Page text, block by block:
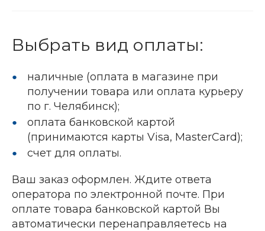
Выбрать вид оплаты:
наличные (оплата в магазине при
получении товара или оплата курьеру
по г. Челябинск);
оплата банковской картой
(принимаются карты Visa, MasterCard);
счет для оплаты.
Ваш заказ оформлен. Ждите ответа
оператора по электронной почте. При
оплате товара банковской картой Вы
автоматически перенаправляетесь на